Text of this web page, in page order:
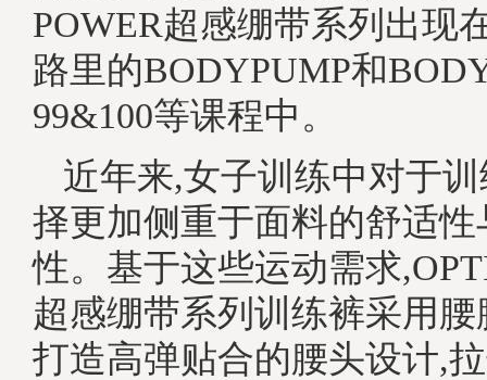
POWER超感绷带系列出现
路里的BODYPUMP和
99&100等课程中。
近年来,女子训练中对于
择更加侧重于面料的舒适
性。基于这些运动需求
超感绷带系列训练裤采用
打造高弹贴合的腰头设计,